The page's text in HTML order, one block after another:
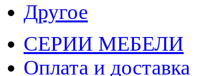
Другое
СЕРИИ МЕБЕЛИ
Оплата и доставка